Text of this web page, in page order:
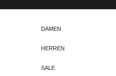
DAMEN
HERREN
SALE